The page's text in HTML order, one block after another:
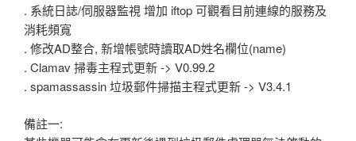
. 系統日誌/伺服器監視 增加 iftop 可觀看目前連線的服務及
消耗頻寬
. 修改AD整合, 新增帳號時讀取AD姓名欄位(name)
. Clamav 掃毒主程式更新 -> V0.99.2
. spamassassin 垃圾郵件掃描主程式更新 -> V3.4.1
備註一: